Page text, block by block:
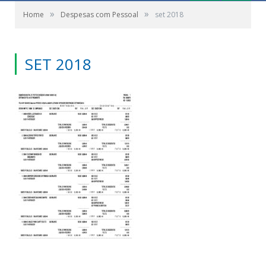
Home » Despesas com Pessoal » set 2018
SET 2018